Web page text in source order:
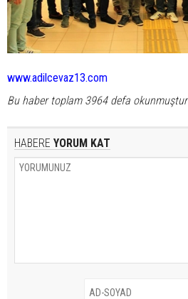
www.adilcevaz13.com
Bu haber toplam 3964 defa okunmuştur
HABERE YORUM KAT